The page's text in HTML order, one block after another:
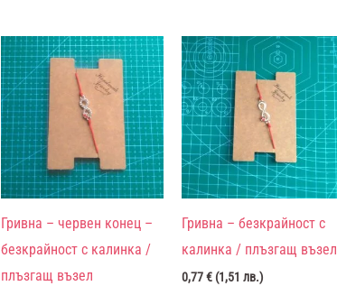
Гривна – червен конец –
безкрайност с калинка /
плъзгащ възел
Гривна – безкрайност с
калинка / плъзгащ възел
0,77€ (1,51 лв.)